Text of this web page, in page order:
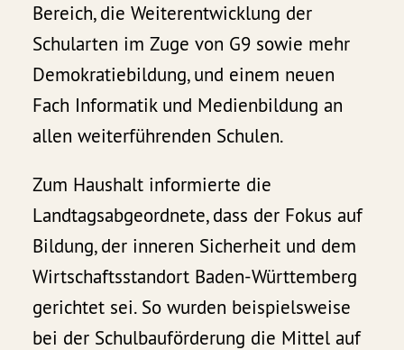
Bereich, die Weiterentwicklung der
Schularten im Zuge von G9 sowie mehr
Demokratiebildung, und einem neuen
Fach Informatik und Medienbildung an
allen weiterführenden Schulen.
Zum Haushalt informierte die
Landtagsabgeordnete, dass der Fokus auf
Bildung, der inneren Sicherheit und dem
Wirtschaftsstandort Baden-Württemberg
gerichtet sei. So wurden beispielsweise
bei der Schulbauförderung die Mittel auf